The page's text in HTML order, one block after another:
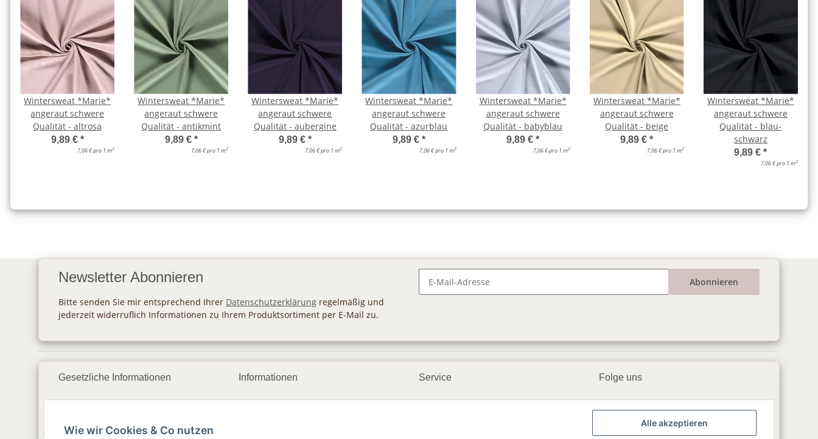
Wintersweat *Marie*
angeraut schwere
Qualität - altrosa
9,89 € *
7,06 € pro 1 m2
Wintersweat *Marie*
angeraut schwere
Qualität - antikmint
9,89 € *
7,06 € pro 1 m2
Wintersweat *Marie*
angeraut schwere
Qualität - aubergine
9,89 € *
7,06 € pro 1 m2
Wintersweat *Marie*
angeraut schwere
Qualität - azurblau
9,89 € *
7,06 € pro 1 m2
Wintersweat *Marie*
angeraut schwere
Qualität - babyblau
9,89 €*
7,06 € pro 1 m2
Wintersweat *Marie*
angeraut schwere
Qualität - beige
9,89 €*
7,06 € pro 1 m2
Wintersweat *Marie*
angeraut schwere
Qualität - blau-
schwarz
9,89 €*
7,06 € pro 1 m2
Newsletter Abonnieren
Bitte senden Sie mir entsprechend Ihrer Datenschutzerklärung regelmäßig und
jederzeit widerruflich Informationen zu Ihrem Produktsortiment per E-Mail zu.
Abonnieren
Gesetzliche Informationen
AGB
Informationen Service Folge uns
▶️ YouTube
Wie wir Cookies & Co nutzen
Alle akzeptieren